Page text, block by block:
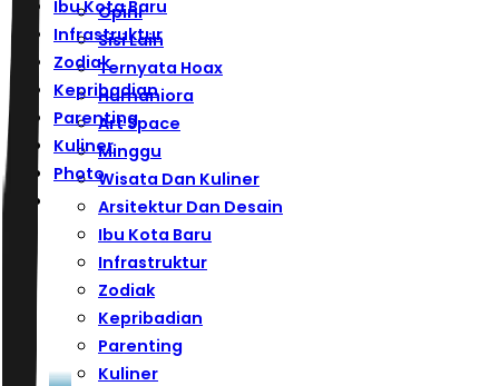
Ibu Kota Baru
Infrastruktur
Zodiak
Kepribadian
Parenting
Kuliner
Photo
Opini
Sisi Lain
Ternyata Hoax
Humaniora
Art Space
Minggu
Wisata Dan Kuliner
Arsitektur Dan Desain
Ibu Kota Baru
Infrastruktur
Zodiak
Kepribadian
Parenting
Kuliner